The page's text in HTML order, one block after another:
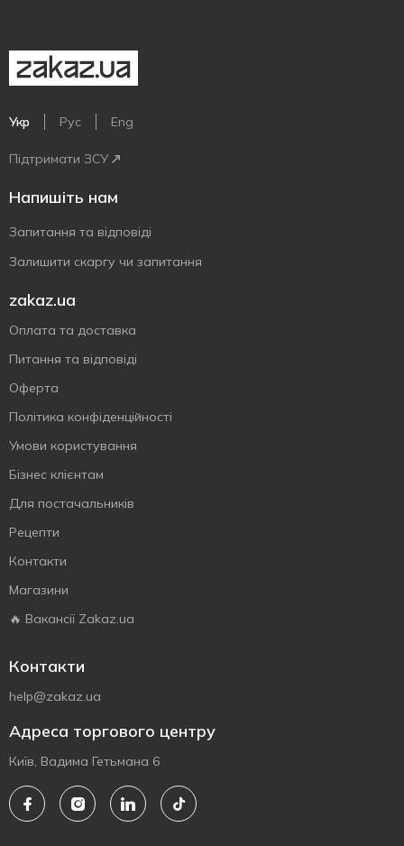
Укр Рус Eng
Підтримати ЗСУ
Напишіть нам
Запитання та відповіді
Залишити скаргу чи запитання
zakaz.ua
Оплата та доставка
Питання та відповіді
Оферта
Політика конфіденційності
Умови користування
Бізнес клієнтам
Для постачальників
Рецепти
Контакти
Магазини
🔥 Вакансії Zakaz.ua
Контакти
help@zakaz.ua
Адреса торгового центру
Київ, Вадима Гетьмана 6